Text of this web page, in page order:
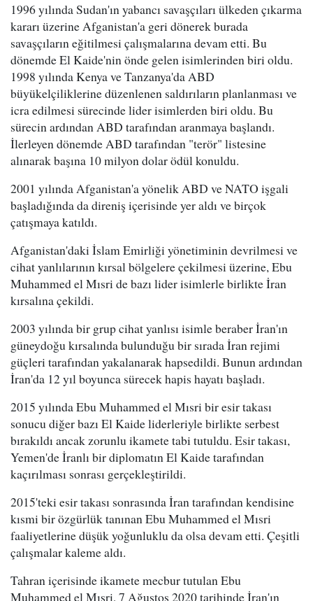
1996 yılında Sudan'ın yabancı savaşçıları ülkeden çıkarma
kararı üzerine Afganistan'a geri dönerek burada
savaşçıların eğitilmesi çalışmalarına devam etti. Bu
dönemde El Kaide'nin önde gelen isimlerinden biri oldu.
1998 yılında Kenya ve Tanzanya'da ABD
büyükelçiliklerine düzenlenen saldırıların planlanması ve
icra edilmesi sürecinde lider isimlerden biri oldu. Bu
sürecin ardından ABD tarafından aranmaya başlandı.
İlerleyen dönemde ABD tarafından "terör" listesine
alınarak başına 10 milyon dolar ödül konuldu.
2001 yılında Afganistan'a yönelik ABD ve NATO işgali
başladığında da direniş içerisinde yer aldı ve birçok
çatışmaya katıldı.
Afganistan'daki İslam Emirliği yönetiminin devrilmesi ve
cihat yanlılarının kırsal bölgelere çekilmesi üzerine, Ebu
Muhammed el Mısri de bazı lider isimlerle birlikte İran
kırsalına çekildi.
2003 yılında bir grup cihat yanlısı isimle beraber İran'ın
güneydoğu kırsalında bulunduğu bir sırada İran rejimi
güçleri tarafından yakalanarak hapsedildi. Bunun ardından
İran'da 12 yıl boyunca sürecek hapis hayatı başladı.
2015 yılında Ebu Muhammed el Mısri bir esir takası
sonucu diğer bazı El Kaide liderleriyle birlikte serbest
bırakıldı ancak zorunlu ikamete tabi tutuldu. Esir takası,
Yemen'de İranlı bir diplomatın El Kaide tarafından
kaçırılması sonrası gerçekleştirildi.
2015'teki esir takası sonrasında İran tarafından kendisine
kısmi bir özgürlük tanınan Ebu Muhammed el Mısri
faaliyetlerine düşük yoğunluklu da olsa devam etti. Çeşitli
çalışmalar kaleme aldı.
Tahran içerisinde ikamete mecbur tutulan Ebu
Muhammed el Mısri, 7 Ağustos 2020 tarihinde İran'ın